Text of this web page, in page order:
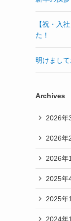
【祝・入
た！
明けまし
Archives
2026年
2026年
2026年
2025年
2025年
2024年